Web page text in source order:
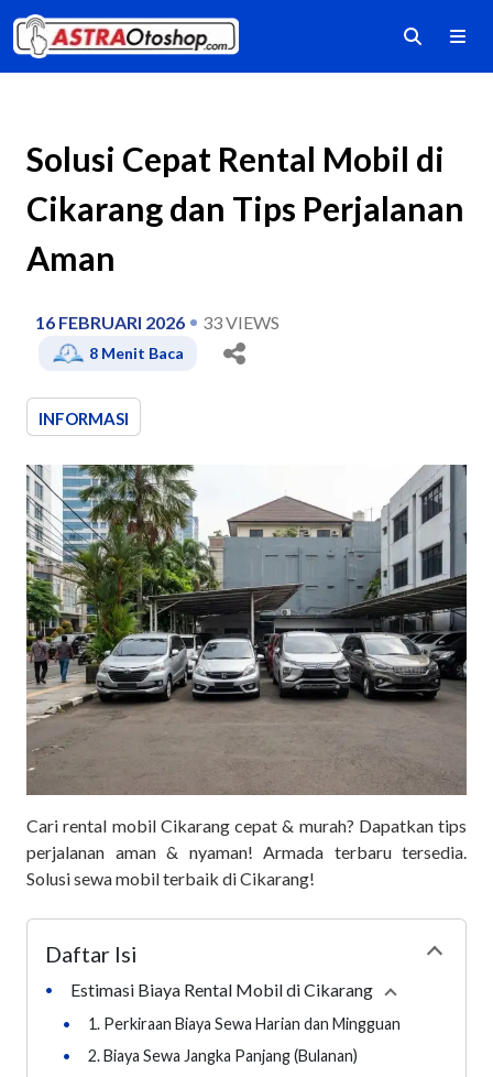
Solusi Cepat Rental Mobil di
Cikarang dan Tips Perjalanan
Aman
16 FEBRUARI 2026 33VIEWS
8 Menit Baca
INFORMASI
Cari rental mobil Cikarang cepat & murah? Dapatkan tips
perjalanan aman & nyaman! Armada terbaru tersedia.
Solusi sewa mobil terbaik di Cikarang!
Daftar Isi
•
Estimasi Biaya Rental Mobil di Cikarang Collapse
•
1. Perkiraan Biaya Sewa Harian dan Mingguan
•
2. Biaya Sewa Jangka Panjang (Bulanan)